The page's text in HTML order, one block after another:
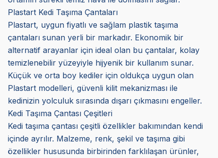
Plastart Kedi Taşıma Çantaları
Plastart, uygun fiyatlı ve sağlam plastik taşıma
çantaları sunan yerli bir markadır. Ekonomik bir
alternatif arayanlar için ideal olan bu çantalar, kolay
temizlenebilir yüzeyiyle hijyenik bir kullanım sunar.
Küçük ve orta boy kediler için oldukça uygun olan
Plastart modelleri, güvenli kilit mekanizması ile
kedinizin yolculuk sırasında dışarı çıkmasını engeller.
Kedi Taşıma Çantası Çeşitleri
Kedi taşıma çantası çeşitli özellikler bakımından kendi
içinde ayrılır. Malzeme, renk, şekil ve taşıma gibi
özellikler hususunda birbirinden farklılaşan ürünler,